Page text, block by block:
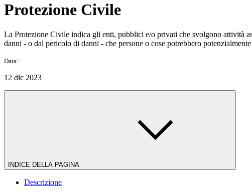
Protezione Civile
La Protezione Civile indica gli enti, pubblici e/o privati che svolgono attività
danni - o dal pericolo di danni - che persone o cose potrebbero
Data:
12 dic 2023
INDICE DELLA PAGINA
Descrizione